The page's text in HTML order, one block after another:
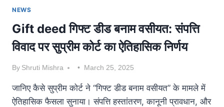
NEWS
Gift deed गिफ्ट डीड बनाम वसीयत: संपत्ति
विवाद पर सुप्रीम कोर्ट का ऐतिहासिक निर्णय
By Shruti Mishra March 25, 2025
जानिए कैसे सुप्रीम कोर्ट ने “गिफ्ट डीड बनाम वसीयत” के मामले में
ऐतिहासिक फैसला सुनाया। संपत्ति हस्तांतरण, कानूनी प्रावधान, और